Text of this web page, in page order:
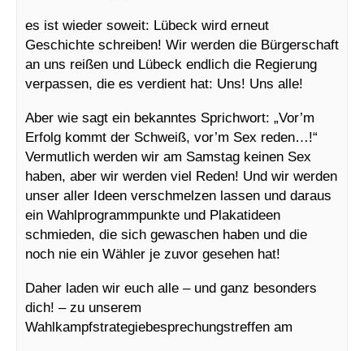
es ist wieder soweit: Lübeck wird erneut
Geschichte schreiben! Wir werden die Bürgerschaft
an uns reißen und Lübeck endlich die Regierung
verpassen, die es verdient hat: Uns! Uns alle!
Aber wie sagt ein bekanntes Sprichwort: „Vor’m
Erfolg kommt der Schweiß, vor’m Sex reden…!“
Vermutlich werden wir am Samstag keinen Sex
haben, aber wir werden viel Reden! Und wir werden
unser aller Ideen verschmelzen lassen und daraus
ein Wahlprogrammpunkte und Plakatideen
schmieden, die sich gewaschen haben und die
noch nie ein Wähler je zuvor gesehen hat!
Daher laden wir euch alle – und ganz besonders
dich! – zu unserem
Wahlkampfstrategiebesprechungstreffen am